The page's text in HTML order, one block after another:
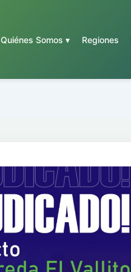
Quiénes Somos ▾ Regiones